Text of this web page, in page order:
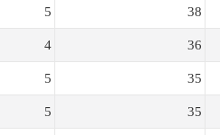
5 38
4 36
5 35
5 35